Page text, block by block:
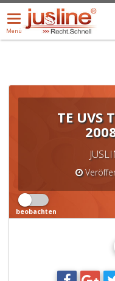
Menü
öffnen/schließen
Menü
ALLE DROPDOWN:
TE UVS
beobachten